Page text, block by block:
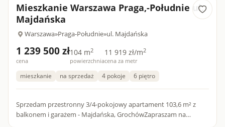
Mieszkanie Warszawa Praga,-Południe ul.
Majdańska
Warszawa»Praga-Południe»ul. Majdańska
1 239 500 zł
cena
104 m2
powierzchnia
11 919 zł/m2
cena za metr
mieszkanie na sprzedaż 4 pokoje 6 piętro
Sprzedam przestronny 3/4-pokojowy apartament 103,6 m² z
balkonem i garażem - Majdańska, GrochówZapraszam na